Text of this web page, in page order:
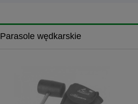
Parasole wędkarskie